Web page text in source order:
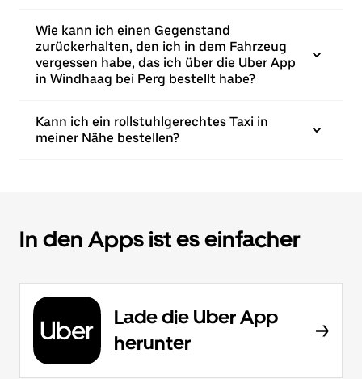
Wie kann ich einen Gegenstand
zurückerhalten, den ich in dem Fahrzeug
vergessen habe, das ich über die Uber App
in Windhaag bei Perg bestellt habe?
Kann ich ein rollstuhlgerechtes Taxi in
meiner Nähe bestellen?
In den Apps ist es einfacher
Lade die Uber App
herunter